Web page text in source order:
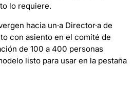
lo requiere.
hacia un·a Director·a de
con asiento en el comité de
de 100 a 400 personas
listo para usar en la pestaña